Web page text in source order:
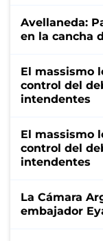
Avellaneda:
en la cancha
El massismo
control del
intendentes
El massismo
control del
intendentes
La Cámara
embajador